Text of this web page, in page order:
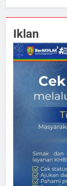
Iklan